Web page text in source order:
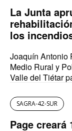
La Junta
los
Joaquín Antonio
Medio Rural y
Valle del Tiétar
SAGRA-42-SUR
Page creará